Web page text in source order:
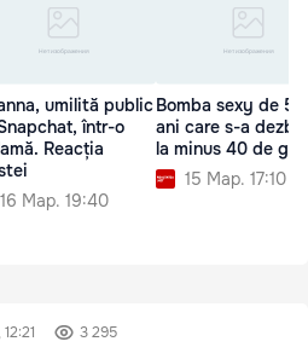
umilită public
într-o
Reacția
16 Мар. 19:40
Bomba sexy de
ani care s-a
la minus 40 de
15 Мар. 17:10
3 295